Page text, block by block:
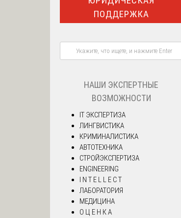
ПОДДЕРЖКА
НАШИ ЭКСПЕРТНЫЕ
ВОЗМОЖНОСТИ
IT ЭКСПЕРТИЗА
ЛИНГВИСТИКА
КРИМИНАЛИСТИКА
АВТОТЕХНИКА
СТРОЙЭКСПЕРТИЗА
ENGINEERING
I N T E L L E C T
ЛАБОРАТОРИЯ
МЕДИЦИНА
О Ц Е Н К А